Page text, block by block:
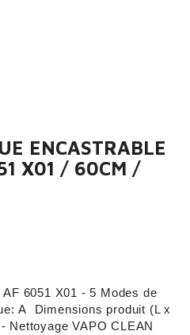
ENCASTRABLE
X01 / 60CM /
6051 X01 - 5 Modes de
A Dimensions produit (L x
Nettoyage VAPO CLEAN